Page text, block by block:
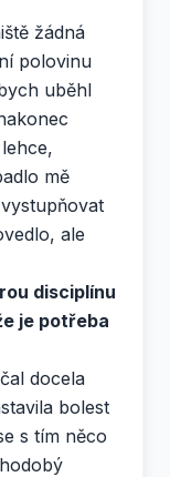
žádná
polovinu
uběhl
mě
ale
disciplínu
je potřeba
docela
bolest
s tím něco